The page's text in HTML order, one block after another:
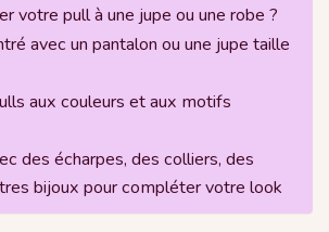
votre pull à une jupe ou une robe ?
avec un pantalon ou une jupe taille
aux couleurs et aux motifs
des écharpes, des colliers, des
bijoux pour compléter votre look